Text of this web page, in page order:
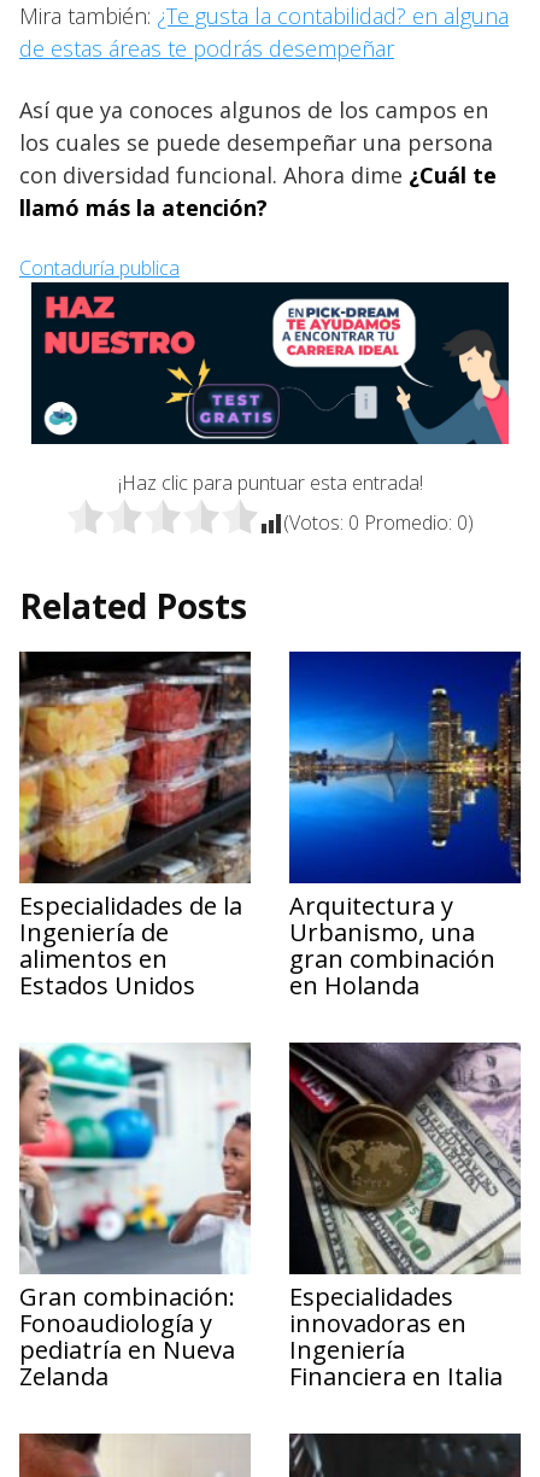
Mira también: ¿Te gusta la contabilidad? en alguna
de estas áreas te podrás desempeñar
Así que ya conoces algunos de los campos en
los cuales se puede desempeñar una persona
con diversidad funcional. Ahora dime ¿Cuál te
llamó más la atención?
Contaduría publica
¡Haz clic para puntuar esta entrada!
(Votos: 0 Promedio: 0)
Related Posts
Especialidades de la
Ingeniería de
alimentos en
Estados Unidos
Arquitectura y
Urbanismo, una
gran combinación
en Holanda
Gran combinación:
Fonoaudiología y
pediatría en Nueva
Zelanda
Especialidades
innovadoras en
Ingeniería
Financiera en Italia